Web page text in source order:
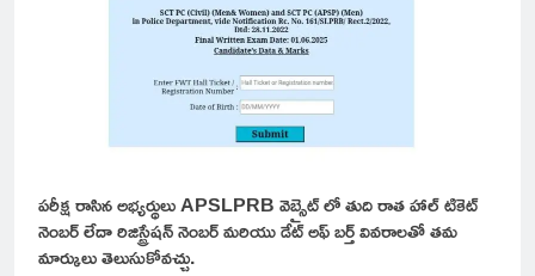
పరీక్ష రాసిన అభ్యర్థులు APSLPRB వెబ్సైట్ లో తుది రాత హాల్ టికెట్
నెంబర్ లేదా రిజిస్ట్రేషన్ నెంబర్ మరియు డేట్ అఫ్ బర్త్ వివరాలతో తమ
మార్కులు తెలుసుకోవచ్చు.